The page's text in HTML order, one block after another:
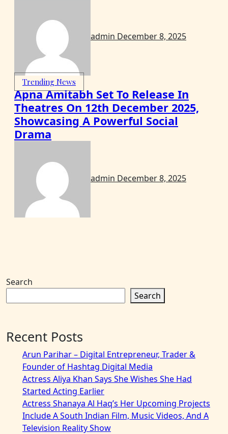
admin December 8, 2025
Trending News
Apna Amitabh Set To Release In
Theatres On 12th December 2025,
Showcasing A Powerful Social
Drama
admin December 8, 2025
Search
Search
Recent Posts
Arun Parihar – Digital Entrepreneur, Trader &
Founder of Hashtag Digital Media
Actress Aliya Khan Says She Wishes She Had
Started Acting Earlier
Actress Shanaya Al Haq’s Her Upcoming Projects
Include A South Indian Film, Music Videos, And A
Television Reality Show